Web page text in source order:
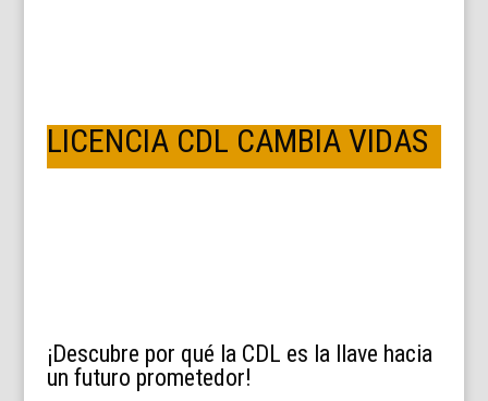
LICENCIA CDL CAMBIA VIDAS
¡Descubre por qué la CDL es la llave hacia
un futuro prometedor!